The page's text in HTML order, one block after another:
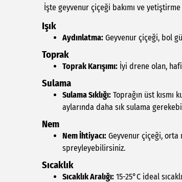
İşte geyvenur çiçeği bakımı ve
Işık
Aydınlatma: Geyvenur çiçeği, bol
Toprak
Toprak Karışımı: İyi drene olan,
Sulama
Sulama Sıklığı: Toprağın üst kısmı
aylarında daha sık sulama
Nem
Nem İhtiyacı: Geyvenur çiçeği,
spreyleyebilirsiniz.
Sıcaklık
Sıcaklık Aralığı: 15-25°C ideal